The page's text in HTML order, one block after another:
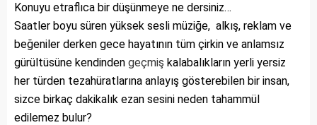
Konuyu etraflıca bir düşünmeye ne dersiniz…
Saatler boyu süren yüksek sesli müziğe, alkış, reklam ve
beğeniler derken gece hayatının tüm çirkin ve anlamsız
gürültüsüne kendinden geçmiş kalabalıkların yerli yersiz
her türden tezahüratlarına anlayış gösterebilen bir insan,
sizce birkaç dakikalık ezan sesini neden tahammül
edilemez bulur?